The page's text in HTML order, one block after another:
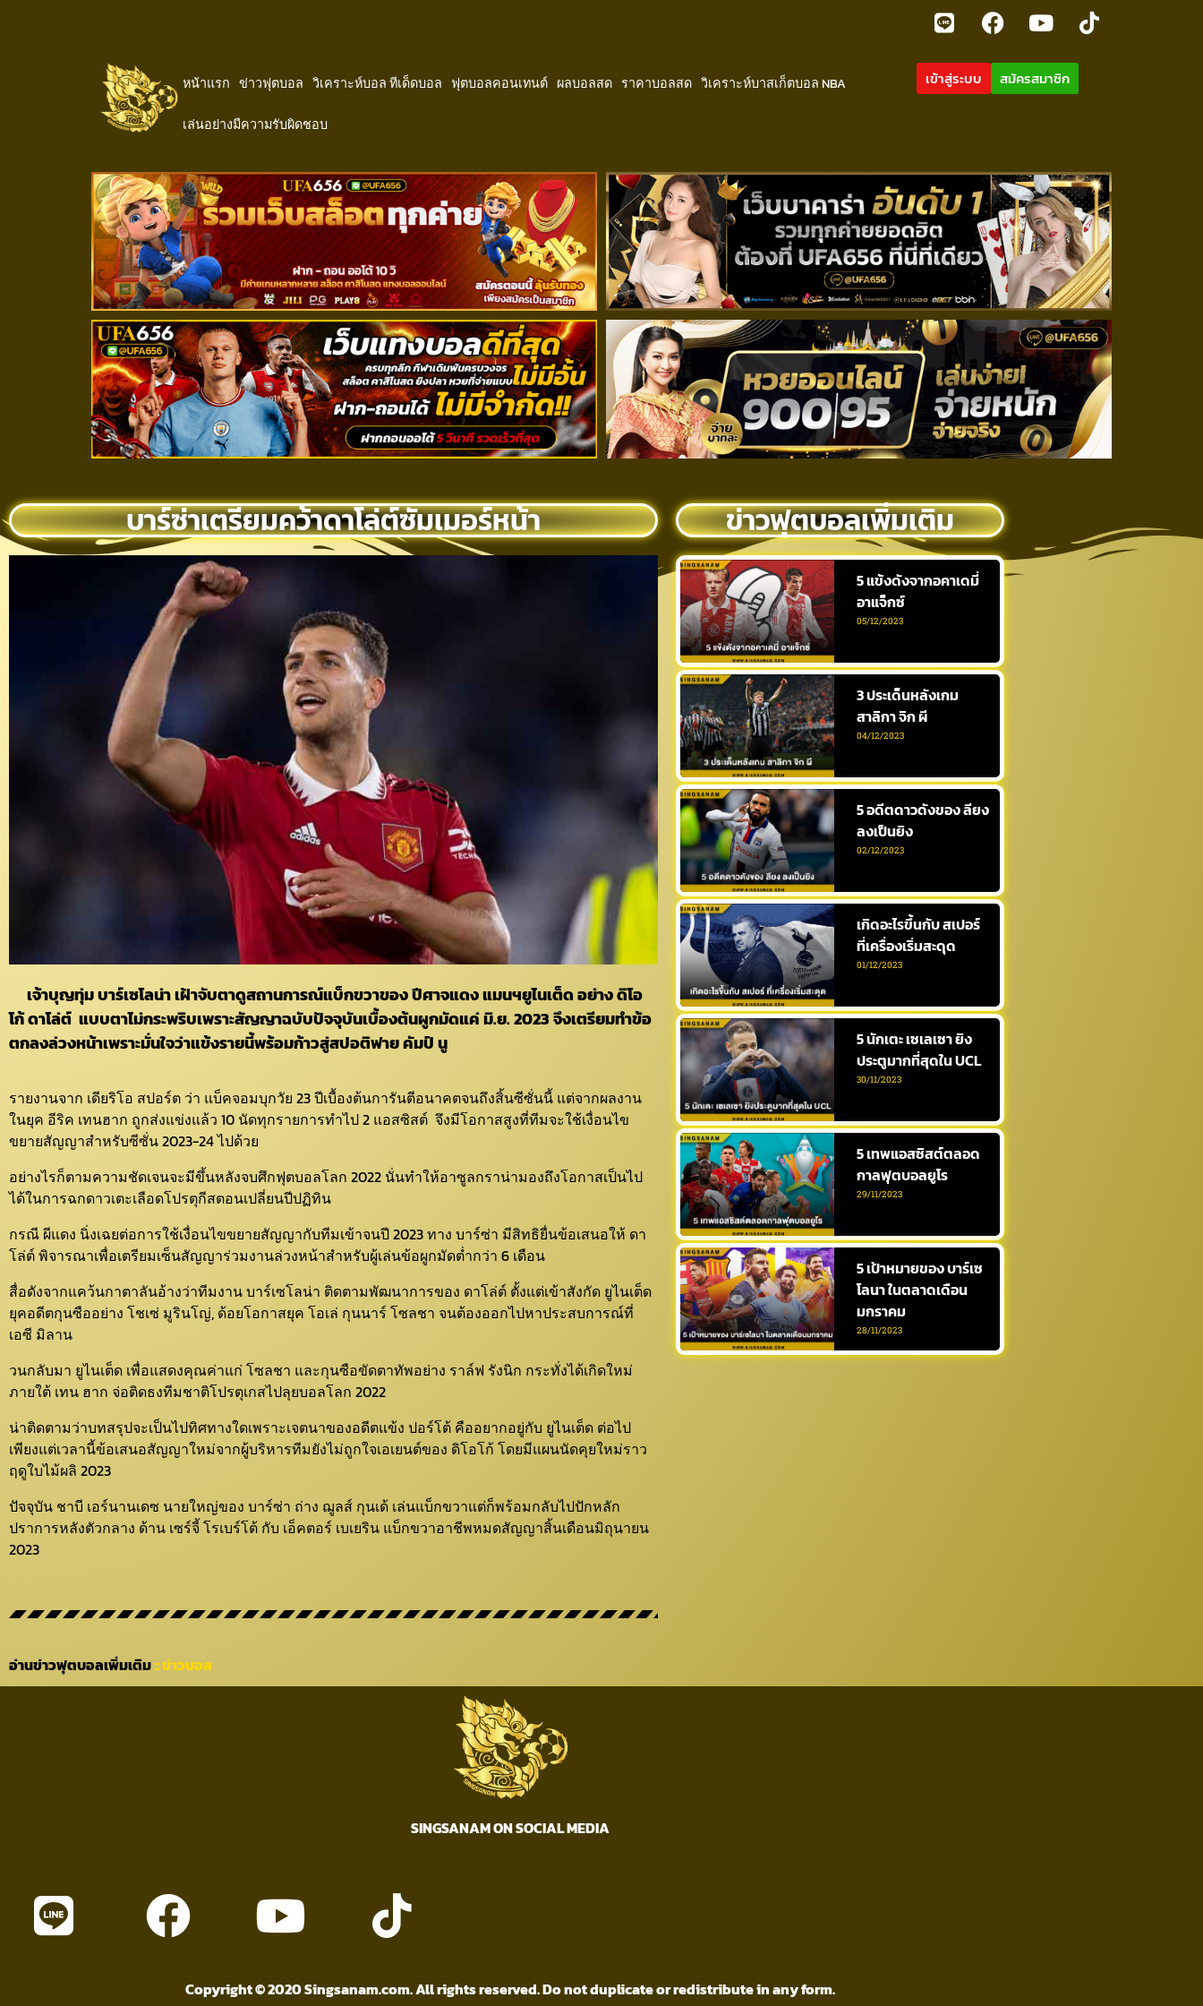
หน้าแรก ข่าวฟุตบอล วิเคราะห์บอล ทีเด็ดบอล ฟุตบอลคอนเทนต์ ผลบอลสด ราคาบอลสด วิเคราะห์บาสเก็ตบอล NBA
เล่นอย่างมีความรับผิดชอบ
เข้าสู่ระบบ สมัครสมาชิก
บาร์ซ่าเตรียมคว้าดาโล่ต์ซัมเมอร์หน้า
เจ้าบุญทุ่ม บาร์เซโลน่า เฝ้าจับตาดูสถานการณ์แบ็กขวาของ ปีศาจแดง แมนฯยูไนเต็ด อย่าง ดิโอ
โก้ ดาโล่ต์ แบบตาไม่กระพริบเพราะสัญญาฉบับปัจจุบันเบื้องต้นผูกมัดแค่ มิ.ย. 2023 จึงเตรียมทำข้อ
ตกลงล่วงหน้าเพราะมั่นใจว่าแข้งรายนี้พร้อมก้าวสู่สปอติฟาย คัมป์ นู
รายงานจาก เดียริโอ สปอร์ต ว่า แบ็คจอมบุกวัย 23 ปีเบื้องต้นการันตีอนาคตจนถึงสิ้นซีซั่นนี้ แต่จากผลงาน
ในยุค อีริค เทนฮาก ถูกส่งแข่งแล้ว 10 นัดทุกรายการทำไป 2 แอสซิสต์ จึงมีโอกาสสูงที่ทีมจะใช้เงื่อนไข
ขยายสัญญาสำหรับซีซั่น 2023-24 ไปด้วย
อย่างไรก็ตามความชัดเจนจะมีขึ้นหลังจบศึกฟุตบอลโลก 2022 นั่นทำให้อาซูลกราน่ามองถึงโอกาสเป็นไป
ได้ในการฉกดาวเตะเลือดโปรตุกีสตอนเปลี่ยนปีปฏิทิน
กรณี ผีแดง นิ่งเฉยต่อการใช้เงื่อนไขขยายสัญญากับทีมเข้าจนปี 2023 ทาง บาร์ซ่า มีสิทธิยื่นข้อเสนอให้ ดา
โล่ต์ พิจารณาเพื่อเตรียมเซ็นสัญญาร่วมงานล่วงหน้าสำหรับผู้เล่นข้อผูกมัดต่ำกว่า 6 เดือน
สื่อดังจากแคว้นกาตาลันอ้างว่าทีมงาน บาร์เซโลน่า ติดตามพัฒนาการของ ดาโล่ต์ ตั้งแต่เข้าสังกัด ยูไนเต็ด
ยุคอดีตกุนซืออย่าง โชเซ่ มูรินโญ่, ด้อยโอกาสยุค โอเล่ กุนนาร์ โซลชา จนต้องออกไปหาประสบการณ์ที่
เอซี มิลาน
วนกลับมา ยูไนเต็ด เพื่อแสดงคุณค่าแก่ โซลชา และกุนซือขัดตาทัพอย่าง ราล์ฟ รังนิก กระทั่งได้เกิดใหม่
ภายใต้ เทน ฮาก จ่อติดธงทีมชาติโปรตุเกสไปลุยบอลโลก 2022
น่าติดตามว่าบทสรุปจะเป็นไปทิศทางใดเพราะเจตนาของอดีตแข้ง ปอร์โต้ คืออยากอยู่กับ ยูไนเต็ด ต่อไป
เพียงแต่เวลานี้ข้อเสนอสัญญาใหม่จากผู้บริหารทีมยังไม่ถูกใจเอเยนต์ของ ดิโอโก้ โดยมีแผนนัดคุยใหม่ราว
ฤดูใบไม้ผลิ 2023
ปัจจุบัน ชาบี เอร์นานเดซ นายใหญ่ของ บาร์ซ่า ถ่าง ฌูลส์ กุนเด้ เล่นแบ็กขวาแต่ก็พร้อมกลับไปปักหลัก
ปราการหลังตัวกลาง ด้าน เซร์จี้ โรเบร์โต้ กับ เอ็คตอร์ เบเยริน แบ็กขวาอาชีพหมดสัญญาสิ้นเดือนมิถุนายน
2023
อ่านข่าวฟุตบอลเพิ่มเติม:: ข่าวบอล
ข่าวฟุตบอลเพิ่มเติม
5 แข้งดังจากอคาเดมี่
อาแจ็กซ์
05/12/2023
3 ประเด็นหลังเกม
สาลิกา จิก ผี
04/12/2023
5 อดีตดาวดังของ ลียง
ลงเป็นยิง
02/12/2023
เกิดอะไรขึ้นกับ สเปอร์
ที่เครื่องเริ่มสะดุด
01/12/2023
5 นักเตะ เซเลเซา ยิง
ประตูมากที่สุดใน UCL
30/11/2023
5 เทพแอสซิสต์ตลอด
กาลฟุตบอลยูโร
29/11/2023
5 เป้าหมายของ บาร์เซ
โลนา ในตลาดเดือน
มกราคม
28/11/2023
SINGSANAM ON SOCIAL MEDIA
Copyright © 2020 Singsanam.com. All rights reserved. Do not duplicate or redistribute in any form.